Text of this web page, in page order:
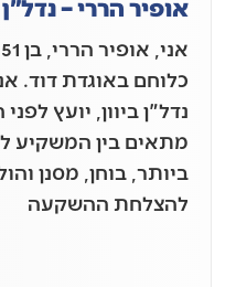
אופיר הררי – נדל"ן
כלוחם באוגדת דוד.
נדל"ן ביוון, יועץ
מתאים בין המשקיע
ביותר, בוחן, מסנן
להצלחת ההשקעה